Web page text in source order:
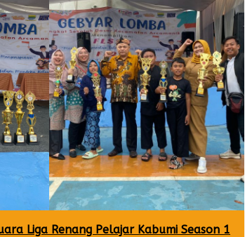
Liga Renang Pelajar Kabumi Season 1